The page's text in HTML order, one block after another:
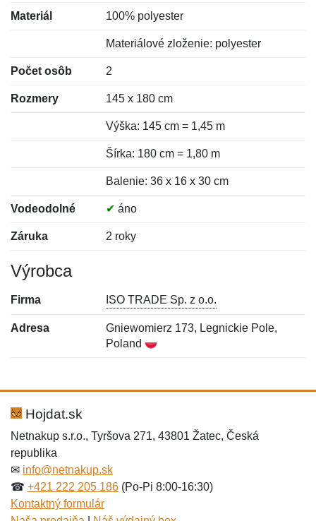
Materiál 100% polyester
Materiálové zloženie: polyester
Počet osôb 2
Rozmery 145 x 180 cm
Výška: 145 cm = 1,45 m
Šírka: 180 cm = 1,80 m
Balenie: 36 x 16 x 30 cm
Vodeodolné ✔ áno
Záruka 2 roky
Výrobca
Firma ISO TRADE Sp. z o.o.
Adresa
Gniewomierz 173, Legnickie Pole,
Poland
Hodnotenie:
Meno:*
Meno:
E-mail:*
Hojdat.sk
Netnakup s.r.o., Tyršova 271, 43801 Žatec, Česká
republika
✉ info@netnakup.sk
☎ +421 222 205 186 (Po-Pi 8:00-16:30)
Kontaktný formulár